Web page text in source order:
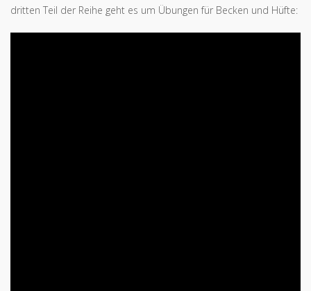
dritten Teil der Reihe geht es um Übungen für Becken und Hüfte: